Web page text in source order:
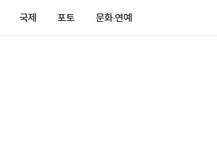
국제 포토 문화·연예